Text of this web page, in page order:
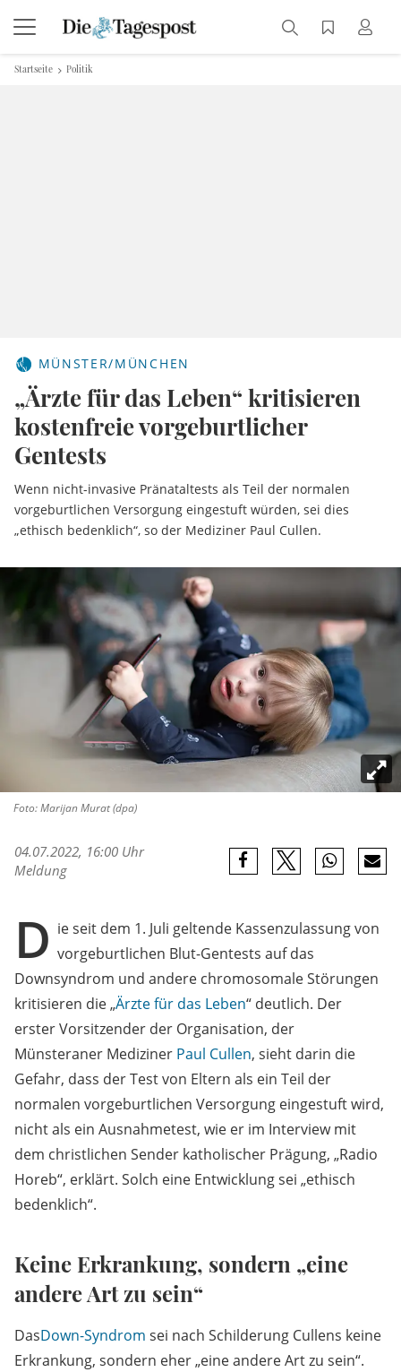
Startseite Politik
MÜNSTER/MÜNCHEN
„Ärzte für das Leben“ kritisieren
kostenfreie vorgeburtlicher
Gentests
Wenn nicht-invasive Pränataltests als Teil der normalen
vorgeburtlichen Versorgung eingestuft würden, sei dies
„ethisch bedenklich“, so der Mediziner Paul Cullen.
Foto: Marijan Murat (dpa)
04.07.2022, 16:00 Uhr
Meldung
D ie seit dem 1. Juli geltende Kassenzulassung von
vorgeburtlichen Blut-Gentests auf das
Downsyndrom und andere chromosomale Störungen
kritisieren die „Ärzte für das Leben“ deutlich. Der
erster Vorsitzender der Organisation, der
Münsteraner Mediziner Paul Cullen, sieht darin die
Gefahr, dass der Test von Eltern als ein Teil der
normalen vorgeburtlichen Versorgung eingestuft wird,
nicht als ein Ausnahmetest, wie er im Interview mit
dem christlichen Sender katholischer Prägung, „Radio
Horeb“, erklärt. Solch eine Entwicklung sei „ethisch
bedenklich“.
Keine Erkrankung, sondern „eine
andere Art zu sein“
DasDown-Syndrom sei nach Schilderung Cullens keine
Erkrankung, sondern eher „eine andere Art zu sein“.